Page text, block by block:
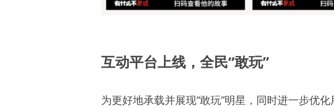
互动平台上线，全民“敢玩”
为更好地承载并展现“敢玩”明星，同时进一步优